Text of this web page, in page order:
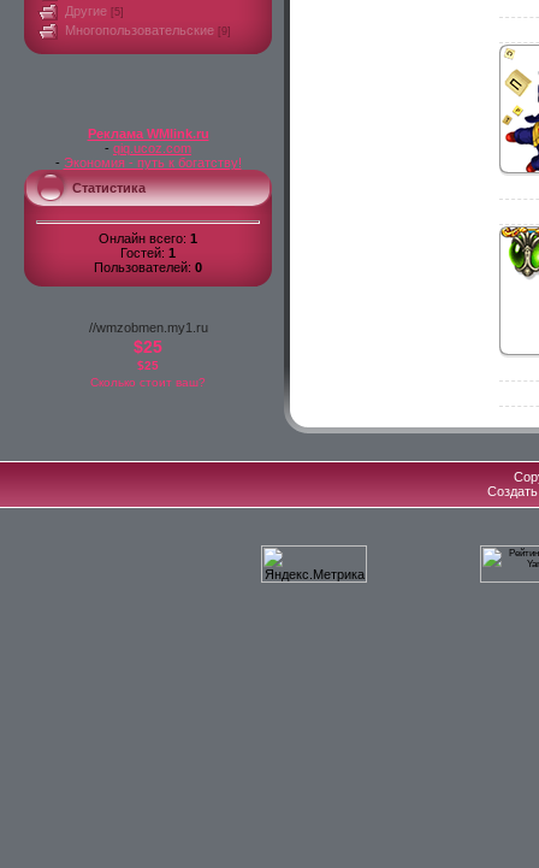
Другие [5]
Многопользовательские [9]
Реклама WMlink.ru
- qiq.ucoz.com
- Экономия - путь к богатству!
Статистика
Онлайн всего: 1
Гостей: 1
Пользователей: 0
//wmzobmen.my1.ru
$25
$25
Сколько стоит ваш?